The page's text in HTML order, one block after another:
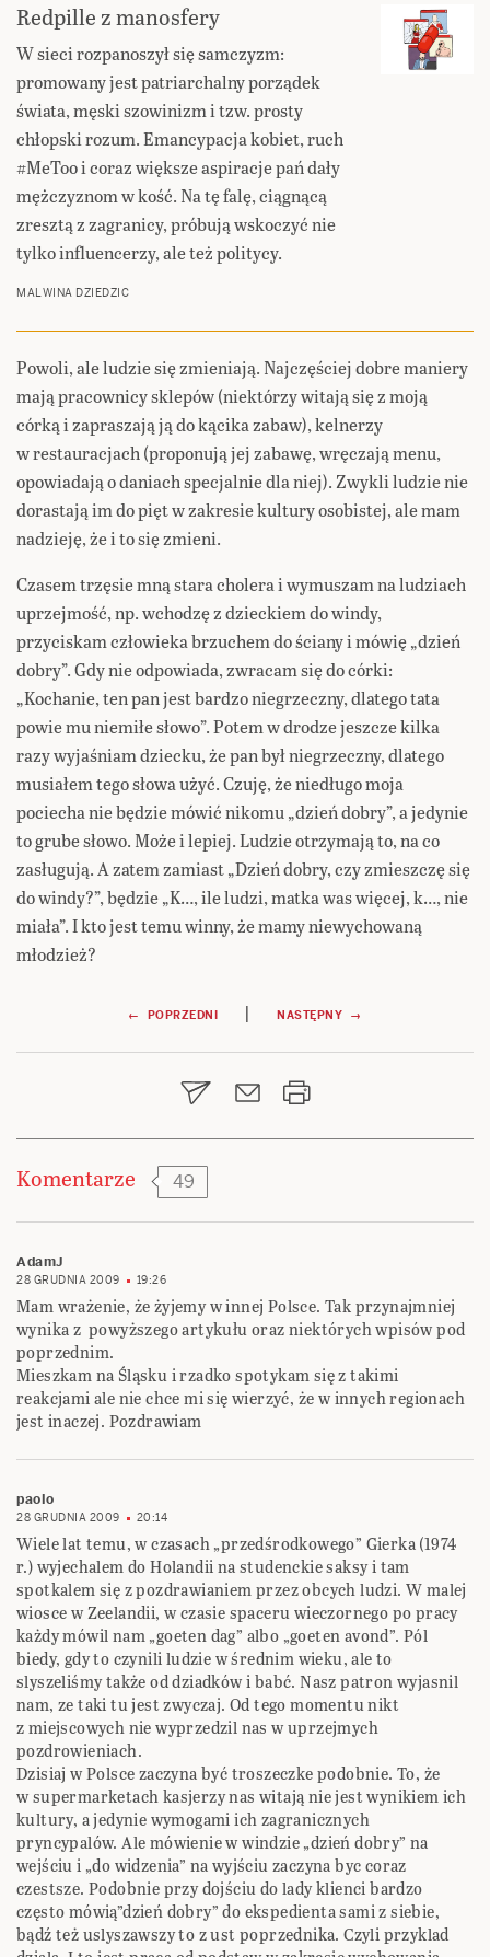
Redpille z manosfery
W sieci rozpanoszył się samczyzm:
promowany jest patriarchalny porządek
świata, męski szowinizm i tzw. prosty
chłopski rozum. Emancypacja kobiet, ruch
#MeToo i coraz większe aspiracje pań dały
mężczyznom w kość. Na tę falę, ciągnącą
zresztą z zagranicy, próbują wskoczyć nie
tylko influencerzy, ale też politycy.
MALWINA DZIEDZIC
Powoli, ale ludzie się zmieniają. Najczęściej dobre maniery
mają pracownicy sklepów (niektórzy witają się z moją
córką i zapraszają ją do kącika zabaw), kelnerzy
w restauracjach (proponują jej zabawę, wręczają menu,
opowiadają o daniach specjalnie dla niej). Zwykli ludzie nie
dorastają im do pięt w zakresie kultury osobistej, ale mam
nadzieję, że i to się zmieni.
Czasem trzęsie mną stara cholera i wymuszam na ludziach
uprzejmość, np. wchodzę z dzieckiem do windy,
przyciskam człowieka brzuchem do ściany i mówię „dzień
dobry”. Gdy nie odpowiada, zwracam się do córki:
„Kochanie, ten pan jest bardzo niegrzeczny, dlatego tata
powie mu niemiłe słowo”. Potem w drodze jeszcze kilka
razy wyjaśniam dziecku, że pan był niegrzeczny, dlatego
musiałem tego słowa użyć. Czuję, że niedługo moja
pociecha nie będzie mówić nikomu „dzień dobry”, a jedynie
to grube słowo. Może i lepiej. Ludzie otrzymają to, na co
zasługują. A zatem zamiast „Dzień dobry, czy zmieszczę się
do windy?”, będzie „K…, ile ludzi, matka was więcej, k…, nie
miała”. I kto jest temu winny, że mamy niewychowaną
młodzież?
Nawigacja
wpisu
← POPRZEDNI | NASTĘPNY →
Komentarze 49
AdamJ
28 GRUDNIA 2009 19:26
Mam wrażenie, że żyjemy w innej Polsce. Tak przynajmniej
wynika z powyższego artykułu oraz niektórych wpisów pod
poprzednim.
Mieszkam na Śląsku i rzadko spotykam się z takimi
reakcjami ale nie chce mi się wierzyć, że w innych regionach
jest inaczej. Pozdrawiam
paolo
28 GRUDNIA 2009 20:14
Wiele lat temu, w czasach „przedśrodkowego” Gierka (1974
r.) wyjechalem do Holandii na studenckie saksy i tam
spotkalem się z pozdrawianiem przez obcych ludzi. W malej
wiosce w Zeelandii, w czasie spaceru wieczornego po pracy
każdy mówil nam „goeten dag” albo „goeten avond”. Pól
biedy, gdy to czynili ludzie w średnim wieku, ale to
slyszeliśmy także od dziadków i babć. Nasz patron wyjasnil
nam, ze taki tu jest zwyczaj. Od tego momentu nikt
z miejscowych nie wyprzedzil nas w uprzejmych
pozdrowieniach.
Dzisiaj w Polsce zaczyna być troszeczke podobnie. To, że
w supermarketach kasjerzy nas witają nie jest wynikiem ich
kultury, a jedynie wymogami ich zagranicznych
pryncypalów. Ale mówienie w windzie „dzień dobry” na
wejściu i „do widzenia” na wyjściu zaczyna byc coraz
czestsze. Podobnie przy dojściu do lady klienci bardzo
często mówią”dzień dobry” do ekspedienta sami z siebie,
bądź też uslyszawszy to z ust poprzednika. Czyli przyklad